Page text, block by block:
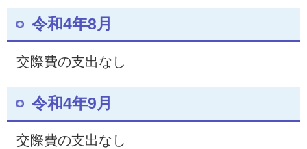
令和4年8月
交際費の支出なし
令和4年9月
交際費の支出なし